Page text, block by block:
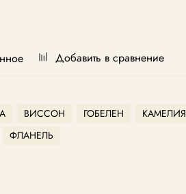
Добавить в сравнение
ВИССОН ГОБЕЛЕН
КАМЕЛИЯ
ФЛАНЕЛЬ